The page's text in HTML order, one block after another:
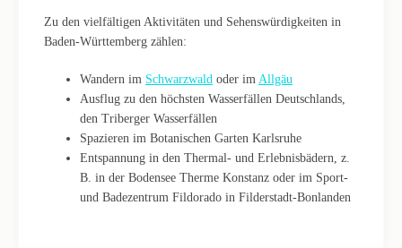
Zu den vielfältigen Aktivitäten und Sehenswürdigkeiten in
Baden-Württemberg zählen:
Wandern im Schwarzwald oder im Allgäu
Ausflug zu den höchsten Wasserfällen Deutschlands,
den Triberger Wasserfällen
Spazieren im Botanischen Garten Karlsruhe
Entspannung in den Thermal- und Erlebnisbädern, z.
B. in der Bodensee Therme Konstanz oder im Sport-
und Badezentrum Fildorado in Filderstadt-Bonlanden